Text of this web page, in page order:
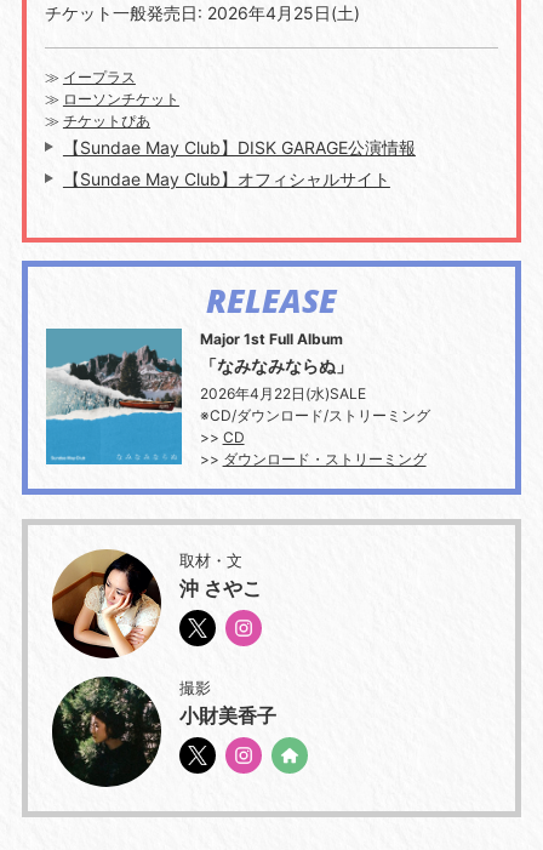
チケット一般発売日: 2026年4月25日(土)
≫ イープラス
≫ ローソンチケット
≫ チケットぴあ
【Sundae May Club】DISK GARAGE公演情報
【Sundae May Club】オフィシャルサイト
RELEASE
Major 1st Full Album
「なみなみならぬ」
2026年4月22日(水)SALE
※CD/ダウンロード/ストリーミング
>> CD
>> ダウンロード・ストリーミング
取材・文
沖 さやこ
撮影
小財美香子